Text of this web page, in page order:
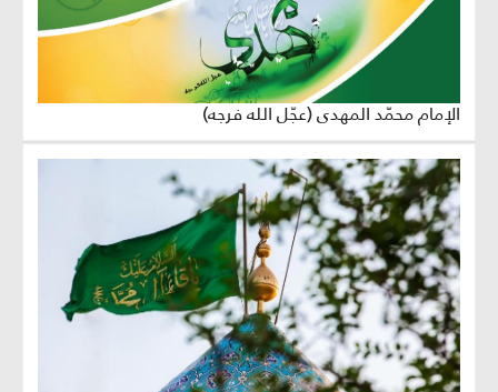
الإمام محمّد المهدي (عجّل الله فرجه)